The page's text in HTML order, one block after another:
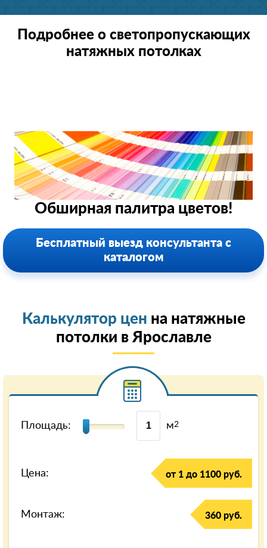
Подробнее о светопропускающих
натяжных потолках
Обширная палитра цветов!
Бесплатный выезд консультанта с
каталогом
Калькулятор цен на натяжные
потолки в Ярославле
Площадь: м2
Цена: от 1 до 1100 руб.
Монтаж: 360 руб.